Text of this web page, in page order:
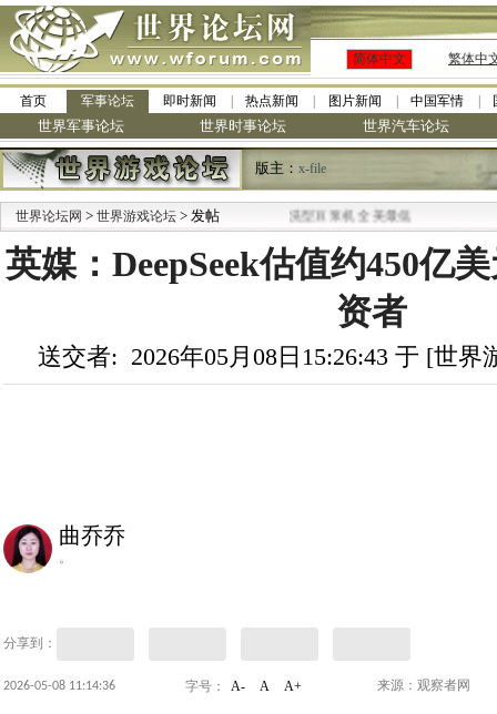
简体中文 繁体中
首页 军事论坛 即时新闻 热点新闻 图片新闻 中国军情
世界军事论坛 世界时事论坛 世界汽车论坛
版主： x-file
世界论坛网 > 世界游戏论坛 > 发帖
·九阳全新免清洗型豆浆机 全美最低
英媒：DeepSeek估值约450亿
资者
送交者: 2026年05月08日15:26:43 于 [世
曲乔乔
。
分享到：
2026-05-08 11:14:36 字号： A- A A+ 来源：观察者网